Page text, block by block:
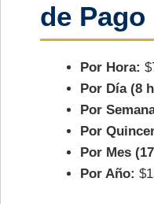
de Pago
Por Hora:
Por Día (8
Por
Por
Por Mes
Por Año: